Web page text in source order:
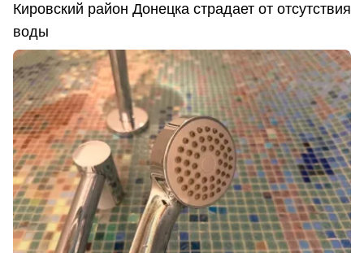
Кировский район Донецка страдает от отсутствия
воды